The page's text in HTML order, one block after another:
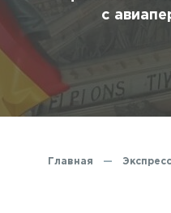
декларирование
Помощь
с
Главная —